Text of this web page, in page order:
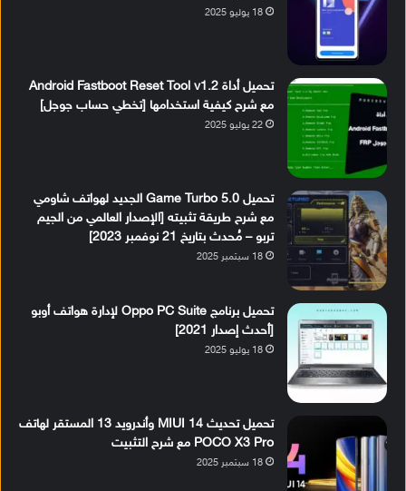
18 يوليو 2025
تحميل أداة Android Fastboot Reset Tool v1.2
مع شرح كيفية استخدامها [تخطي حساب جوجل]
22 يوليو 2025
تحميل Game Turbo 5.0 الجديد لهواتف شاومي
مع شرح طريقة تثبيته [الإصدار العالمي من الجيم
تربو – مُحدث بتاريخ 21 نوفمبر 2023]
18 سبتمبر 2025
تحميل برنامج Oppo PC Suite لإدارة هواتف أوبو
[أحدث إصدار 2021]
18 يوليو 2025
تحميل تحديث MIUI 14 وأندرويد 13 المستقر لهاتف
POCO X3 Pro مع شرح التثبيت
18 سبتمبر 2025